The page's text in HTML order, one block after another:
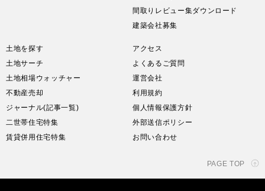
間取りレビュー集ダウンロード
建築会社募集
土地を探す
土地サーチ
土地相場ウォッチャー
不動産売却
ジャーナル(記事一覧)
二世帯住宅特集
賃貸併用住宅特集
アクセス
よくあるご質問
運営会社
利用規約
個人情報保護方針
外部送信ポリシー
お問い合わせ
PAGE TOP